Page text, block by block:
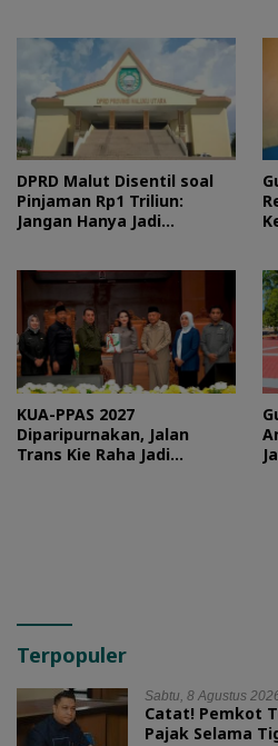
DPRD Malut Disentil soal
Pinjaman Rp1 Triliun:
Jangan Hanya Jadi
KUA-PPAS 2027
Diparipurnakan, Jalan
Trans Kie Raha Jadi
Terpopuler
Sabtu, 8 Agustus
Catat! Pemkot
Pajak Selama